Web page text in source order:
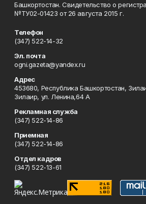
Башкортостан. Свидетельство о
№ТУ02-01423 от 26 августа 2015 г.
Телефон
(347) 522-14-32
Эл. почта
ogni.gazeta@yandex.ru
Адрес
453680, Республика Башкортостан,
Зилаир, ул. Ленина,64 А
Рекламная служба
(347) 522-14-86
Приемная
(347) 522-14-86
Отдел кадров
(347) 522-13-61